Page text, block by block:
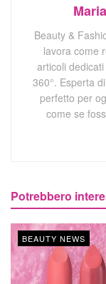
Beauty &
lavora come
articoli
360°. Esperta
perfetto per
come se
Potrebbero
BEAUTY NEWS